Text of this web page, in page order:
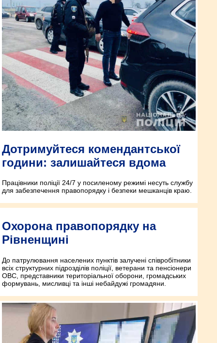
Дотримуйтеся комендантської
години: залишайтеся вдома
Працівники поліції 24/7 у посиленому режимі несуть службу
для забезпечення правопорядку і безпеки мешканців краю.
Охорона правопорядку на
Рівненщині
До патрулювання населених пунктів залучені співробітники
всіх структурних підрозділів поліції, ветерани та пенсіонери
ОВС, представники територіальної оборони, громадських
формувань, мисливці та інші небайдужі громадяни.